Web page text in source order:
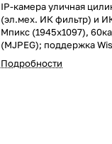
IP-камера уличная
(эл.мех. ИК фильтр) и ИК подсветкой до 30 м.; 1/2.8" CMOS, 2
Мпикс (1945x1097),
(MJPEG); поддержка
моторизованный
109.0˚ ~ 33.2˚ / V : 57.4˚
Подробности